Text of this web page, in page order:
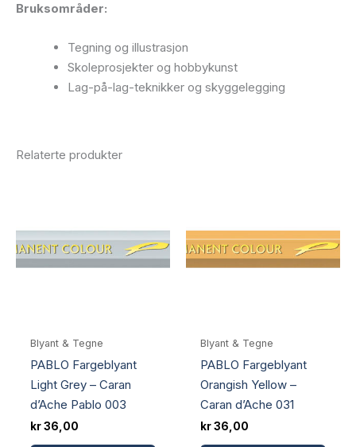
Bruksområder:
Tegning og illustrasjon
Skoleprosjekter og hobbykunst
Lag-på-lag-teknikker og skyggelegging
Relaterte produkter
Blyant & Tegne
PABLO Fargeblyant
Light Grey – Caran
d’Ache Pablo 003
kr36,00
Blyant & Tegne
PABLO Fargeblyant
Orangish Yellow –
Caran d’Ache 031
kr36,00